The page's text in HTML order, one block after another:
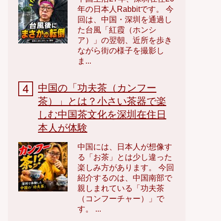
年の日本人Rabbitです。 今
回は、中国・深圳を通過し
た台風「紅霞（ホンシ
ア）」の翌朝、近所を歩き
ながら街の様子を撮影し
ま...
中国の「功夫茶（カンフー
茶）」とは？小さい茶器で楽
しむ中国茶文化を深圳在住日
本人が体験
中国には、日本人が想像す
る「お茶」とは少し違った
楽しみ方があります。 今回
紹介するのは、中国南部で
親しまれている「功夫茶
（コンフーチャー）」で
す。 ...